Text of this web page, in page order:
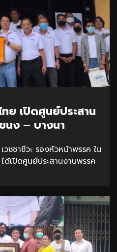
ย เปิดศูนย์ประสาน
นง – บางนา
ชชาชีวะ รองหัวหน้าพรรค ใน
ด้เปิดศูนย์ประสานงานพรรค